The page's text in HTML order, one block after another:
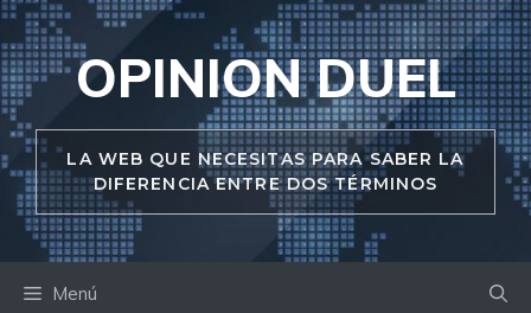
Saltar
al
contenidoOPINION DUEL
LA WEB QUE NECESITAS PARA SABER LA
DIFERENCIA ENTRE DOS TÉRMINOS
Menú